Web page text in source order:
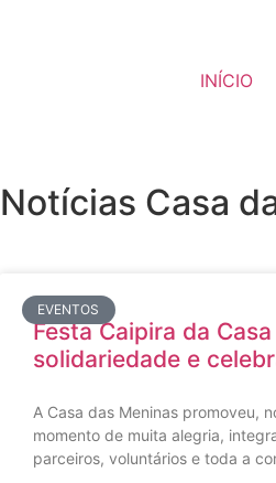
INÍCIO
Notícias Casa
EVENTOS
Festa Caipira da
solidariedade e
A Casa das Meninas promoveu,
momento de muita alegria,
parceiros, voluntários e toda a